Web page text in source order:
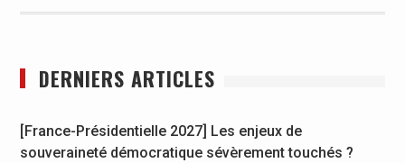
DERNIERS ARTICLES
[France-Présidentielle 2027] Les enjeux de
souveraineté démocratique sévèrement touchés ?